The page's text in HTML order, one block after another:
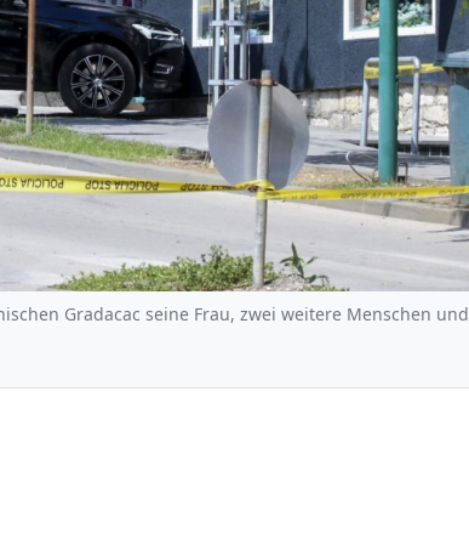
Gradacac seine Frau, zwei weitere Menschen und